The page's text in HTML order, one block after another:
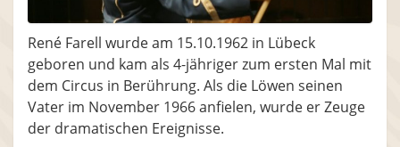
René Farell wurde am 15.10.1962 in Lübeck
geboren und kam als 4-jähriger zum ersten Mal mit
dem Circus in Berührung. Als die Löwen seinen
Vater im November 1966 anfielen, wurde er Zeuge
der dramatischen Ereignisse.